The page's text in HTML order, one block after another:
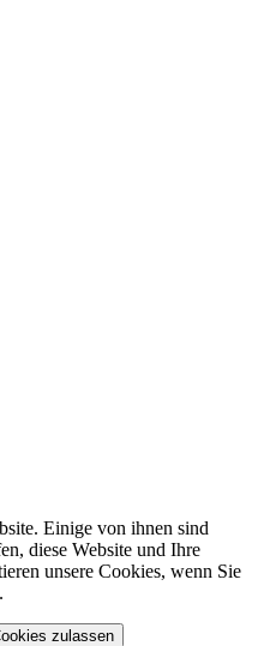
Einige von ihnen sind
diese Website und Ihre
unsere Cookies, wenn Sie
zulassen